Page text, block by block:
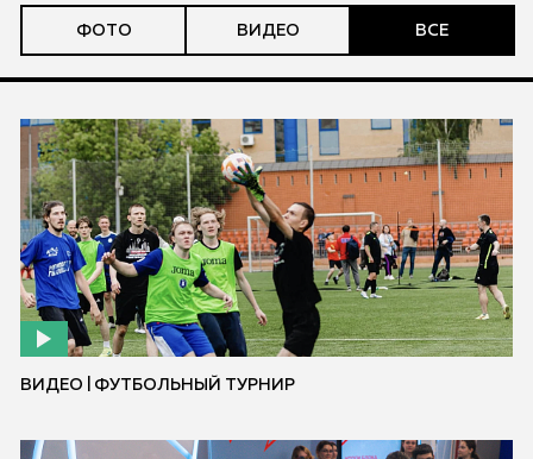
ФОТО ВИДЕО ВСЕ
ВИДЕО | ФУТБОЛЬНЫЙ ТУРНИР